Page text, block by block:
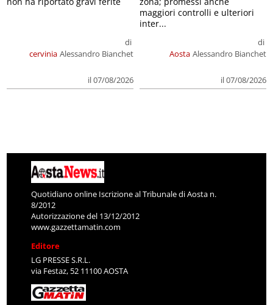
cervinia
di
Alessandro Bianchet
il 07/08/2026
Aosta
di
Alessandro Bianchet
il 07/08/2026
maggiori controlli e ulteriori
inter...
Quotidiano online Iscrizione al Tribunale di Aosta n.
8/2012
Autorizzazione del 13/12/2012
www.gazzettamatin.com
Editore
LG PRESSE S.R.L.
via Festaz, 52 11100 AOSTA